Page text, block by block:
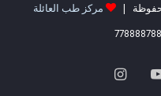
مركز طب العائلة
يوتيوب